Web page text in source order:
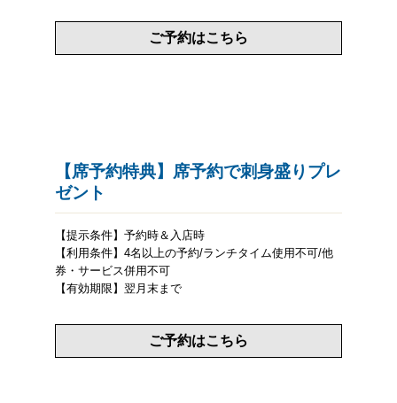
ご予約はこちら
【席予約特典】席予約で刺身盛りプレ
ゼント
【提示条件】予約時＆入店時
【利用条件】4名以上の予約/ランチタイム使用不可/他
券・サービス併用不可
【有効期限】翌月末まで
ご予約はこちら